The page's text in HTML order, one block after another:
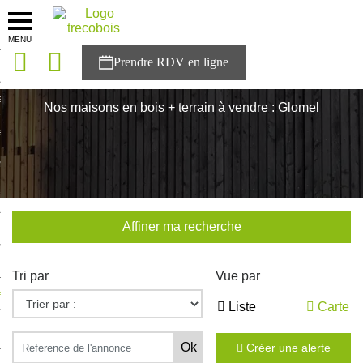
MENU
solutions
Trecobois
à NESTOR
Nos maisons en bois + terrain à vendre : Glomel
Affiner ma recherche
Tri par Vue par
Liste Carte
Créer une alerte